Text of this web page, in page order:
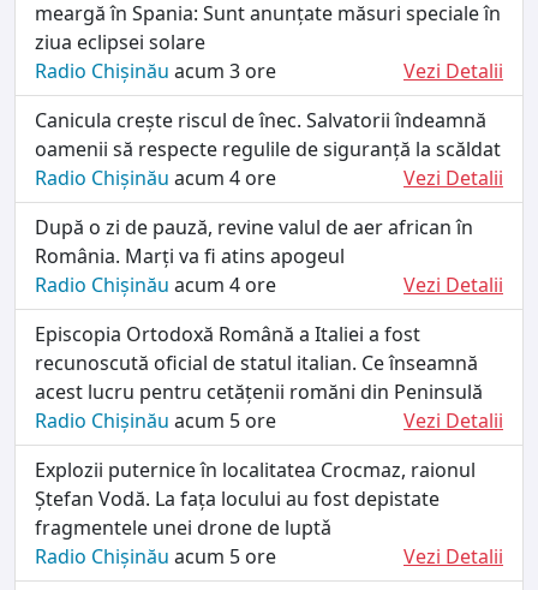
meargă în Spania: Sunt anunțate măsuri speciale în
ziua eclipsei solare
Radio Chișinău acum 3 ore
Vezi Detalii
Canicula crește riscul de înec. Salvatorii îndeamnă
oamenii să respecte regulile de siguranță la scăldat
Radio Chișinău acum 4 ore
Vezi Detalii
După o zi de pauză, revine valul de aer african în
România. Marți va fi atins apogeul
Radio Chișinău acum 4 ore
Vezi Detalii
Episcopia Ortodoxă Română a Italiei a fost
recunoscută oficial de statul italian. Ce înseamnă
acest lucru pentru cetățenii romăni din Peninsulă
Radio Chișinău acum 5 ore
Vezi Detalii
Explozii puternice în localitatea Crocmaz, raionul
Ștefan Vodă. La fața locului au fost depistate
fragmentele unei drone de luptǎ
Radio Chișinău acum 5 ore
Vezi Detalii